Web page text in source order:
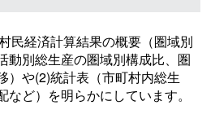
民経済計算結果の概要（圏域別
動別総生産の圏域別構成比、圏
）や(2)統計表（市町村内総生
ど）を明らかにしています。